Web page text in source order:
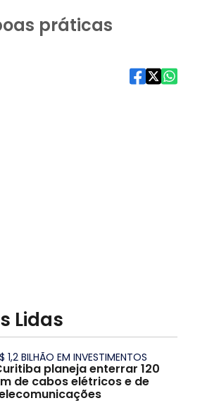
práticas
Lidas
1,2 BILHÃO EM INVESTIMENTOS
planeja enterrar 120
de cabos elétricos e de